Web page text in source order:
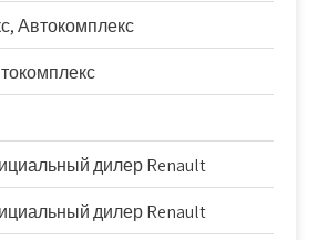
Автокомплекс
дилер Renault
дилер Renault